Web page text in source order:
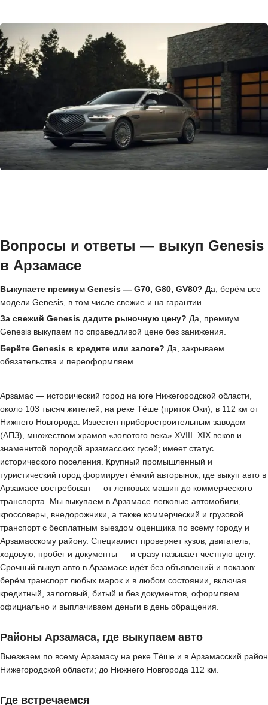
Вопросы и ответы — выкуп Genesis
в Арзамасе
Выкупаете премиум Genesis — G70, G80, GV80? Да, берём все
модели Genesis, в том числе свежие и на гарантии.
За свежий Genesis дадите рыночную цену? Да, премиум
Genesis выкупаем по справедливой цене без занижения.
Берёте Genesis в кредите или залоге? Да, закрываем
обязательства и переоформляем.
Арзамас — исторический город на юге Нижегородской области,
около 103 тысяч жителей, на реке Тёше (приток Оки), в 112 км от
Нижнего Новгорода. Известен приборостроительным заводом
(АПЗ), множеством храмов «золотого века» XVIII–XIX веков и
знаменитой породой арзамасских гусей; имеет статус
исторического поселения. Крупный промышленный и
туристический город формирует ёмкий авторынок, где выкуп авто в
Арзамасе востребован — от легковых машин до коммерческого
транспорта. Мы выкупаем в Арзамасе легковые автомобили,
кроссоверы, внедорожники, а также коммерческий и грузовой
транспорт с бесплатным выездом оценщика по всему городу и
Арзамасскому району. Специалист проверяет кузов, двигатель,
ходовую, пробег и документы — и сразу называет честную цену.
Срочный выкуп авто в Арзамасе идёт без объявлений и показов:
берём транспорт любых марок и в любом состоянии, включая
кредитный, залоговый, битый и без документов, оформляем
официально и выплачиваем деньги в день обращения.
Районы Арзамаса, где выкупаем авто
Выезжаем по всему Арзамасу на реке Тёше и в Арзамасский район
Нижегородской области; до Нижнего Новгорода 112 км.
Где встречаемся